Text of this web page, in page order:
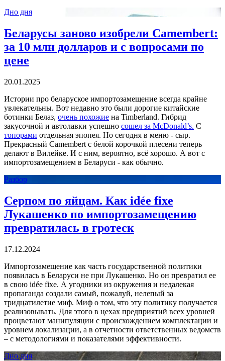
Дно дня
Беларусы заново изобрели Camembert:
за 10 млн долларов и с вопросами по
цене
20.01.2025
Истории про беларуское импортозамещение всегда крайне
увлекательны. Вот недавно это были дорогие китайские
ботинки Белаз, очень похожие на Timberland. Гибрид
закусочной и автолавки успешно сошел за McDonald’s. С
топорами отдельная эпопея. Но сегодня в меню - сыр.
Прекрасный Camembert с белой корочкой плесени теперь
делают в Вилейке. И с ним, вероятно, всё хорошо. А вот с
импортозамещением в Беларуси - как обычно.
Разбор
Серпом по яйцам. Как idée fixe
Лукашенко по импортозамещению
превратилась в гротеск
17.12.2024
Импортозамещение как часть государственной политики
появилась в Беларуси не при Лукашенко. Но он превратил ее
в свою idée fixe. А угодники из окружения и недалекая
пропаганда создали самый, пожалуй, нелепый за
тридцатилетие миф. Миф о том, что эту политику получается
реализовывать. Для этого в цехах предприятий всех уровней
процветают манипуляции с происхождением комплектации и
уровнем локализации, а в отчетности ответственных ведомств
– с методологиями и показателями эффективности.
Дно дня